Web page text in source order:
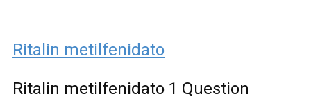
Ritalin metilfenidato
Ritalin metilfenidato 1 Question